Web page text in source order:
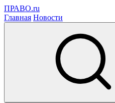
ПРАВО.ru
Главная Новости